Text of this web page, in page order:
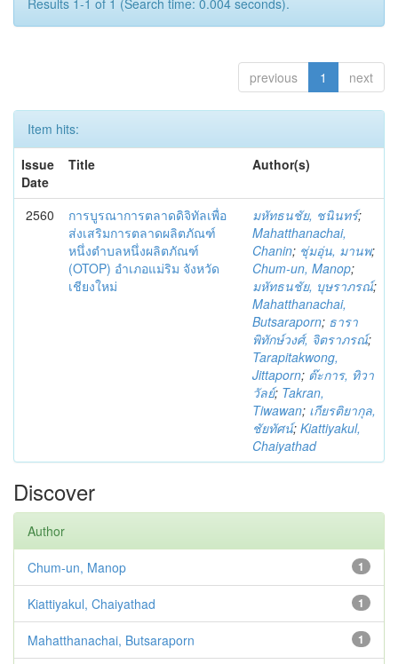
Results 1-1 of 1 (Search time: 0.004 seconds).
previous 1 next
Item hits:
Issue
Date
Title Author(s)
2560
การบูรณาการตลาดดิจิทัลเพื่อ
ส่งเสริมการตลาดผลิตภัณฑ์
หนึ่งตำบลหนึ่งผลิตภัณฑ์
(OTOP) อำเภอแม่ริม จังหวัด
เชียงใหม่
มหัทธนชัย, ชนินทร์;
Mahatthanachai,
Chanin; ชุ่มอุ่น, มานพ;
Chum-un, Manop;
มหัทธนชัย, บุษราภรณ์;
Mahatthanachai,
Butsaraporn; ธารา
พิทักษ์วงศ์, จิตราภรณ์;
Tarapitakwong,
Jittaporn; ต๊ะการ, ทิวา
วัลย์; Takran,
Tiwawan; เกียรติยากุล,
ชัยทัศน์; Kiattiyakul,
Chaiyathad
Discover
Author
1
Chum-un, Manop
1
Kiattiyakul, Chaiyathad
1
Mahatthanachai, Butsaraporn